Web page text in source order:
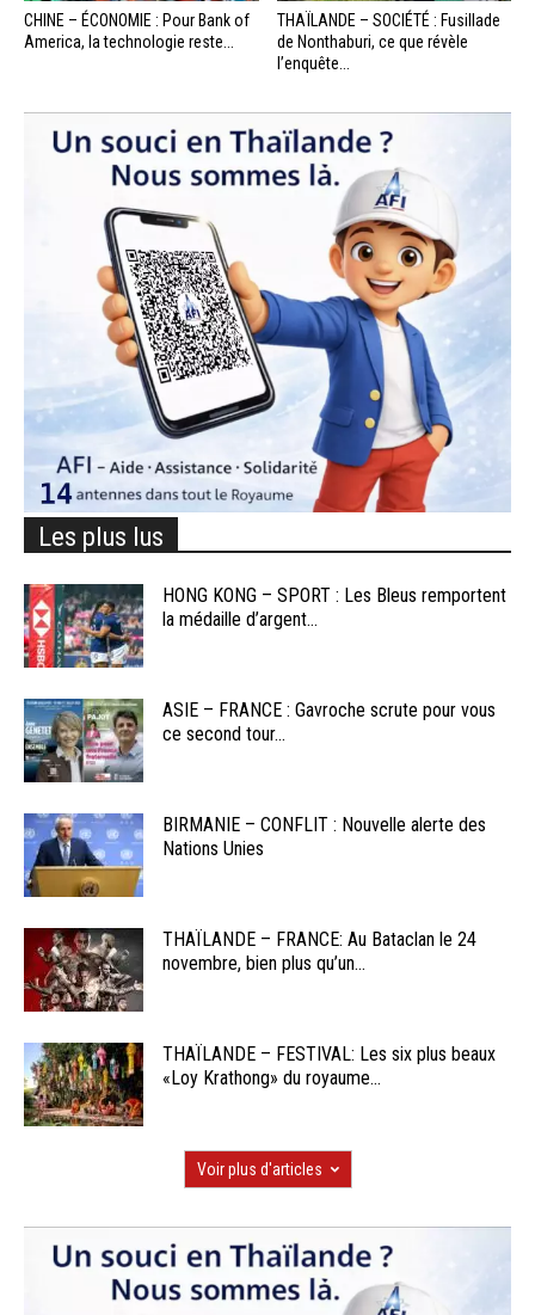
CHINE – ÉCONOMIE : Pour Bank of
America, la technologie reste...
THAÏLANDE – SOCIÉTÉ : Fusillade
de Nonthaburi, ce que révèle
l’enquête...
Les plus lus
HONG KONG – SPORT : Les Bleus remportent
la médaille d’argent...
ASIE – FRANCE : Gavroche scrute pour vous
ce second tour...
BIRMANIE – CONFLIT : Nouvelle alerte des
Nations Unies
THAÏLANDE – FRANCE: Au Bataclan le 24
novembre, bien plus qu’un...
THAÏLANDE – FESTIVAL: Les six plus beaux
«Loy Krathong» du royaume...
Voir plus d'articles